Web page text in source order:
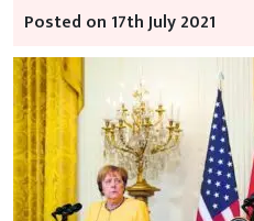
Posted on 17th July 2021